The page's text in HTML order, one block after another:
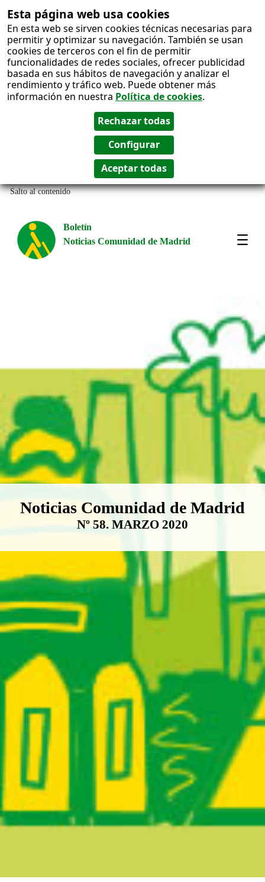
Esta página web usa cookies
En esta web se sirven cookies técnicas necesarias para
permitir y optimizar su navegación. También se usan
cookies de terceros con el fin de permitir
funcionalidades de redes sociales, ofrecer publicidad
basada en sus hábitos de navegación y analizar el
rendimiento y tráfico web. Puede obtener más
información en nuestra Política de cookies.
Salto al contenido
Boletín
Noticias Comunidad de Madrid
Boletín Noticias Comunidad de
Noticias Comunidad de Madrid
Nº 58. MARZO 2020